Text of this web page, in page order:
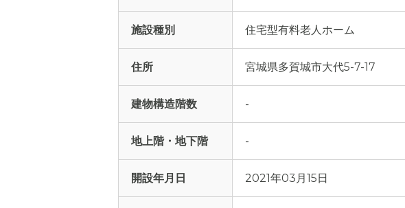
施設種別 住宅型有料老人ホーム
住所 宮城県多賀城市大代5-7-17
建物構造階数 -
地上階・地下階 -
開設年月日 2021年03月15日